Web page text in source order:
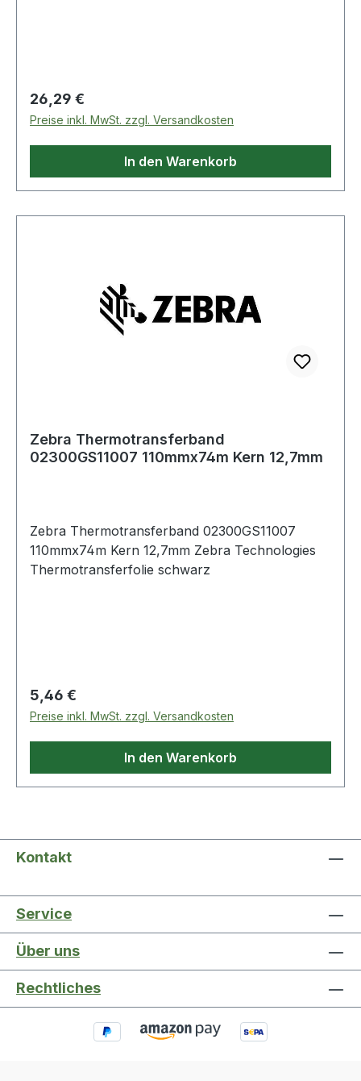
Regulärer Preis:
26,29 €
Preise inkl. MwSt. zzgl. Versandkosten
In den Warenkorb
Zebra Thermotransferband
02300GS11007 110mmx74m Kern 12,7mm
Zebra Thermotransferband 02300GS11007
110mmx74m Kern 12,7mm Zebra Technologies
Thermotransferfolie schwarz
Regulärer Preis:
5,46 €
Preise inkl. MwSt. zzgl. Versandkosten
In den Warenkorb
Kontakt
Service
Über uns
Rechtliches